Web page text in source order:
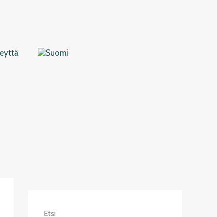
Etsi